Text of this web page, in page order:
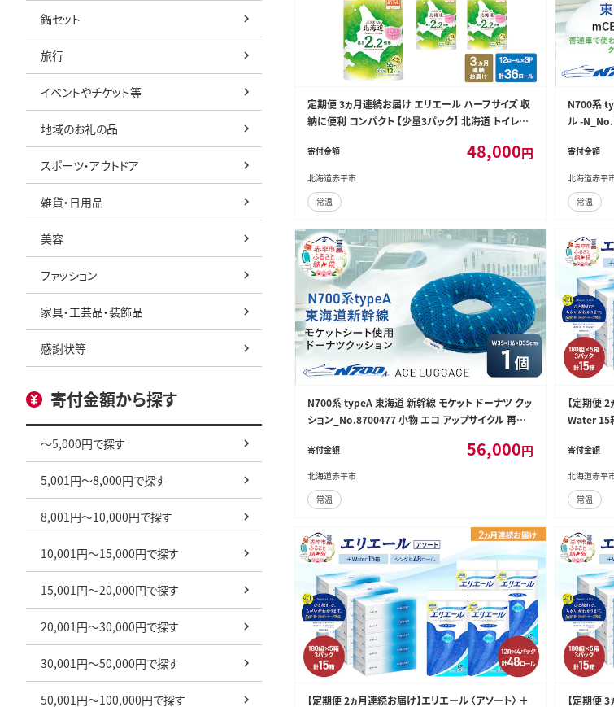
鍋セット
旅行
イベントやチケット等
地域のお礼の品
スポーツ・アウトドア
雑貨・日用品
美容
ファッション
家具・工芸品・装飾品
感謝状等
寄付金額から探す
～5,000円で探す
5,001円～8,000円で探す
8,001円～10,000円で探す
10,001円～15,000円で探す
15,001円～20,000円で探す
20,001円～30,000円で探す
30,001円～50,000円で探す
50,001円～100,000円で探す
定期便 3ヵ月連続お届け エリエール ハーフサイズ 収
納に便利 コンパクト 【少量3パック】 北海道 トイレッ
倍巻 トイレットペーパー 大容量 まとめ買い
寄付金額 48,000円
北海道赤平市
常温
N700系
ル -
電車 鉄道
寄付金額
北海道赤平
常温
N700系 typeA 東海道 新幹線 モケット ドーナツ クッ
ション_No.8700477 小物 エコ アップサイクル 再利
寄付金額 56,000円
北海道赤平市
常温
【定期便 2
Water 15
ー 紙 防
寄付金額
北海道赤平
常温
【定期便 2ヵ月連続お届け】エリエール 〈アソート〉 ＋
【定期便 3